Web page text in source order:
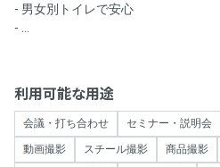
- 男女別トイレで安心
- ...
利用可能な用途
会議・打ち合わせ セミナー・説明会
動画撮影 スチール撮影 商品撮影